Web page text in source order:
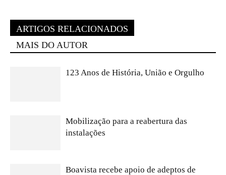
ARTIGOS RELACIONADOS
MAIS DO AUTOR
123 Anos de História, União e Orgulho
Mobilização para a reabertura das
instalações
Boavista recebe apoio de adeptos de